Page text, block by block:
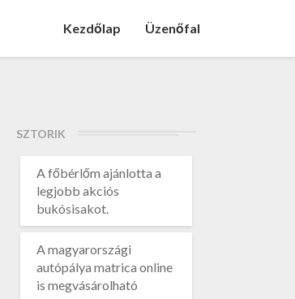
Kezdőlap Üzenőfal
SZTORIK
A főbérlőm ajánlotta a
legjobb akciós
bukósisakot.
A magyarországi
autópálya matrica online
is megvásárolható